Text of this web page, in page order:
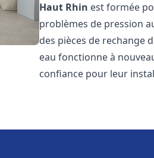
Haut Rhin est formée
problèmes de pression
des pièces de rechange
eau fonctionne à
confiance pour leur